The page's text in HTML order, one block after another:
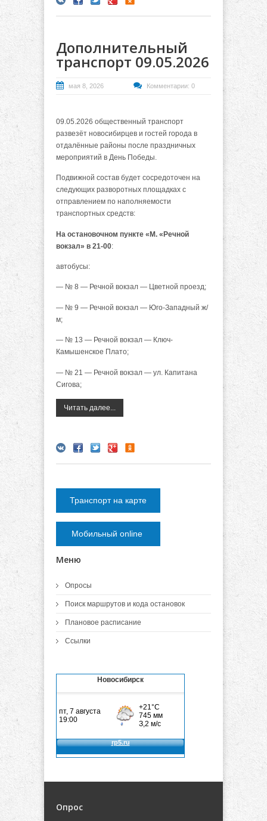
Дополнительный
транспорт 09.05.2026
мая 8, 2026 Комментарии: 0
09.05.2026 общественный транспорт
развезёт новосибирцев и гостей города в
отдалённые районы после праздничных
мероприятий в День Победы.
Подвижной состав будет сосредоточен на
следующих разворотных площадках с
отправлением по наполняемости
транспортных средств:
На остановочном пункте «М. «Речной
вокзал» в 21-00:
автобусы:
— № 8 — Речной вокзал — Цветной проезд;
— № 9 — Речной вокзал — Юго-Западный ж/
м;
— № 13 — Речной вокзал — Ключ-
Камышенское Плато;
— № 21 — Речной вокзал — ул. Капитана
Сигова;
Читать далее...
Транспорт на карте
Мобильный online
Меню
Опросы
Поиск маршрутов и кода остановок
Плановое расписание
Ссылки
Новосибирск
Опрос